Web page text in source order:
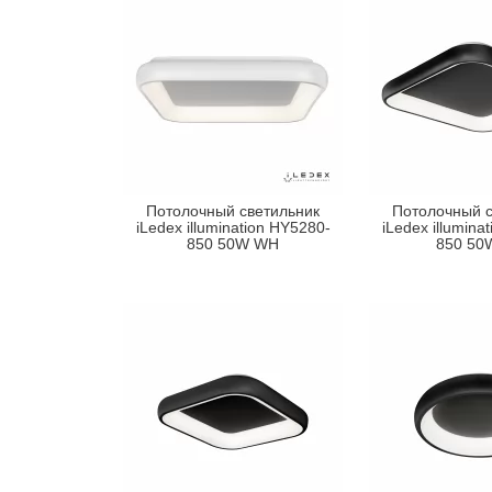
Потолочный светильник
iLedex illumination HY5280-
850 50W WH
Потолочный
iLedex
850